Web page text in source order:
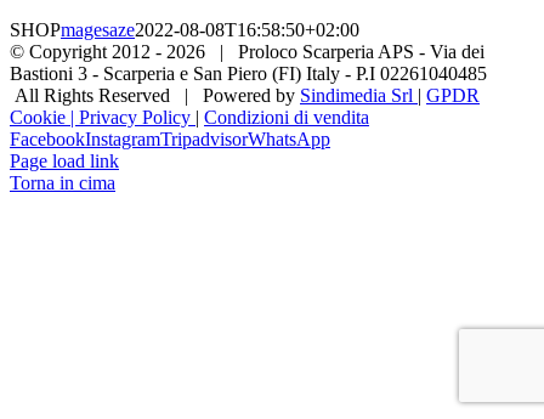
SHOPmagesaze2022-08-08T16:58:50+02:00
© Copyright 2012 - 2026 | Proloco Scarperia APS - Via dei
Bastioni 3 - Scarperia e San Piero (FI) Italy - P.I 02261040485
All Rights Reserved | Powered by Sindimedia Srl | GPDR
Cookie | Privacy Policy | Condizioni di vendita
FacebookInstagramTripadvisorWhatsApp
Page load link
Torna in cima